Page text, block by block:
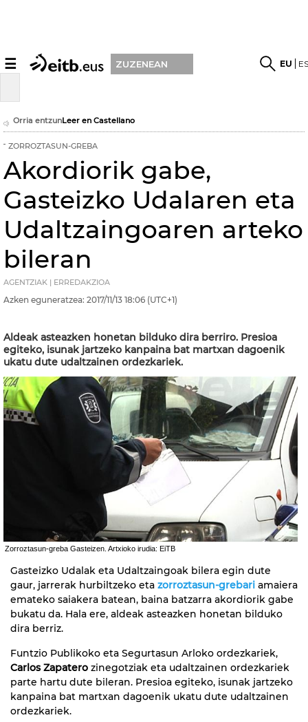
☰ ZUZENEAN EU
Orria entzunLeer en Castellano
ZORROZTASUN-GREBA
Akordiorik gabe,
Gasteizko Udalaren eta
Udaltzaingoaren arteko
bileran
AGENTZIAK | ERREDAKZIOA
Azken eguneratzea: 2017/11/13 18:06 (UTC+1)
Aldeak asteazken honetan bilduko dira berriro. Presioa
egiteko, isunak jartzeko kanpaina bat martxan dagoenik
ukatu dute udaltzainen ordezkariek.
Zorroztasun-greba Gasteizen. Artxioko irudia: EiTB
Gasteizko Udalak eta Udaltzaingoak bilera egin dute
gaur, jarrerak hurbiltzeko eta zorroztasun-grebari amaiera
emateko saiakera batean, baina batzarra akordiorik gabe
bukatu da. Hala ere, aldeak asteazken honetan bilduko
dira berriz.
Funtzio Publikoko eta Segurtasun Arloko ordezkariek,
Carlos Zapatero zinegotziak eta udaltzainen ordezkariek
parte hartu dute bileran. Presioa egiteko, isunak jartzeko
kanpaina bat martxan dagoenik ukatu dute udaltzainen
ordezkariek.